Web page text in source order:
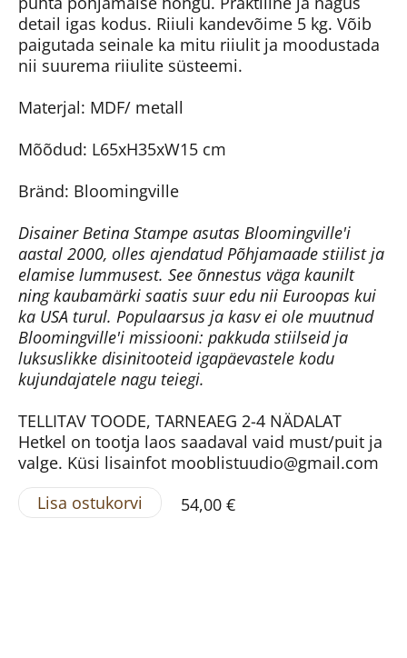
detail igas kodus. Riiuli kandevõime 5 kg. Võib
paigutada seinale ka mitu riiulit ja moodustada
nii suurema riiulite süsteemi.
Materjal: MDF/ metall
Mõõdud: L65xH35xW15 cm
Bränd: Bloomingville
Disainer Betina Stampe asutas Bloomingville'i
aastal 2000, olles ajendatud Põhjamaade stiilist ja
elamise lummusest. See õnnestus väga kaunilt
ning kaubamärki saatis suur edu nii Euroopas kui
ka USA turul. Populaarsus ja kasv ei ole muutnud
Bloomingville'i missiooni: pakkuda stiilseid ja
luksuslikke disinitooteid igapäevastele kodu
kujundajatele nagu teiegi.
TELLITAV TOODE, TARNEAEG 2-4 NÄDALAT
Hetkel on tootja laos saadaval vaid must/puit ja
valge. Küsi lisainfot mooblistuudio@gmail.com
Lisa ostukorvi
54,00 €